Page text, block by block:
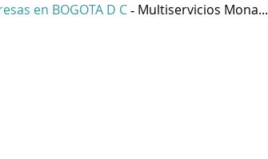
en BOGOTA D C - Multiservicios Mona...